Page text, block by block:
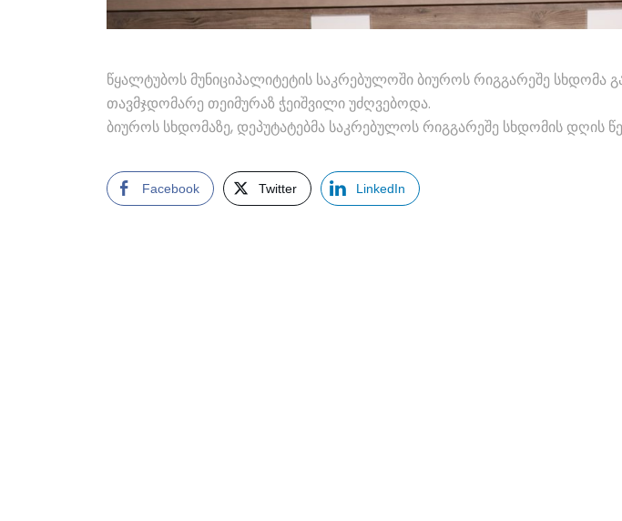
წყალტუბოს მუნიციპალიტეტის საკრებულოში ბიუროს რიგგარეშე
თავმჯდომარე თეიმურაზ ჭეიშვილი უძღვებოდა.
ბიუროს სხდომაზე, დეპუტატებმა საკრებულოს რიგგარეშე სხდომის დღის
Facebook Twitter LinkedIn